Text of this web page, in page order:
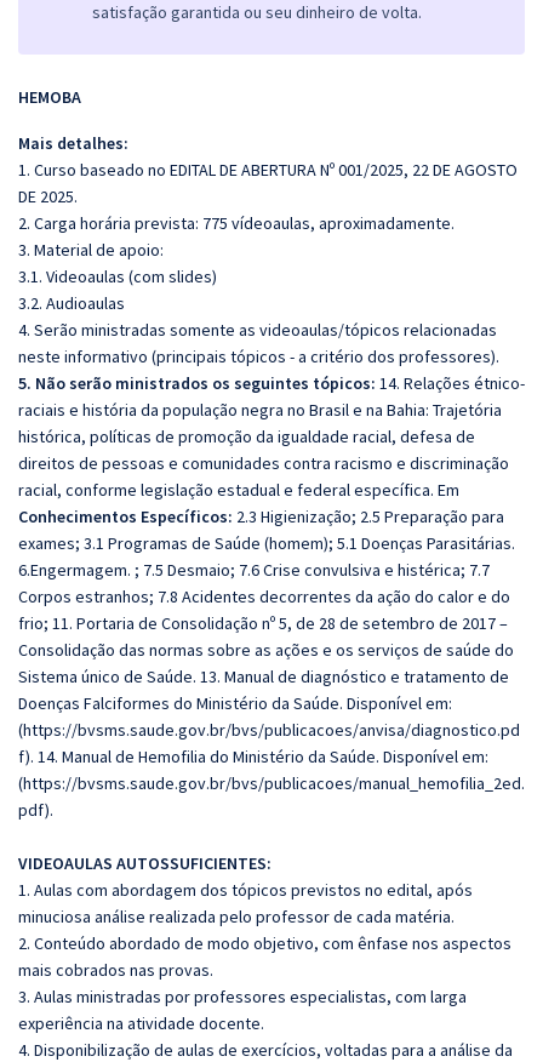
satisfação garantida ou seu dinheiro de volta.
HEMOBA
Mais detalhes:
1. Curso baseado no EDITAL DE ABERTURA Nº 001/2025, 22 DE AGOSTO
DE 2025.
2. Carga horária prevista: 775 vídeoaulas, aproximadamente.
3. Material de apoio:
3.1. Videoaulas (com slides)
3.2. Audioaulas
4. Serão ministradas somente as videoaulas/tópicos relacionadas
neste informativo (principais tópicos - a critério dos professores).
5. Não serão ministrados os seguintes tópicos: 14. Relações étnico-
raciais e história da população negra no Brasil e na Bahia: Trajetória
histórica, políticas de promoção da igualdade racial, defesa de
direitos de pessoas e comunidades contra racismo e discriminação
racial, conforme legislação estadual e federal específica. Em
Conhecimentos Específicos: 2.3 Higienização; 2.5 Preparação para
exames; 3.1 Programas de Saúde (homem); 5.1 Doenças Parasitárias.
6.Engermagem. ; 7.5 Desmaio; 7.6 Crise convulsiva e histérica; 7.7
Corpos estranhos; 7.8 Acidentes decorrentes da ação do calor e do
frio; 11. Portaria de Consolidação nº 5, de 28 de setembro de 2017 –
Consolidação das normas sobre as ações e os serviços de saúde do
Sistema único de Saúde. 13. Manual de diagnóstico e tratamento de
Doenças Falciformes do Ministério da Saúde. Disponível em:
(https://bvsms.saude.gov.br/bvs/publicacoes/anvisa/diagnostico.pd
f). 14. Manual de Hemofilia do Ministério da Saúde. Disponível em:
(https://bvsms.saude.gov.br/bvs/publicacoes/manual_hemofilia_2ed.
pdf).
VIDEOAULAS AUTOSSUFICIENTES:
1. Aulas com abordagem dos tópicos previstos no edital, após
minuciosa análise realizada pelo professor de cada matéria.
2. Conteúdo abordado de modo objetivo, com ênfase nos aspectos
mais cobrados nas provas.
3. Aulas ministradas por professores especialistas, com larga
experiência na atividade docente.
4. Disponibilização de aulas de exercícios, voltadas para a análise da